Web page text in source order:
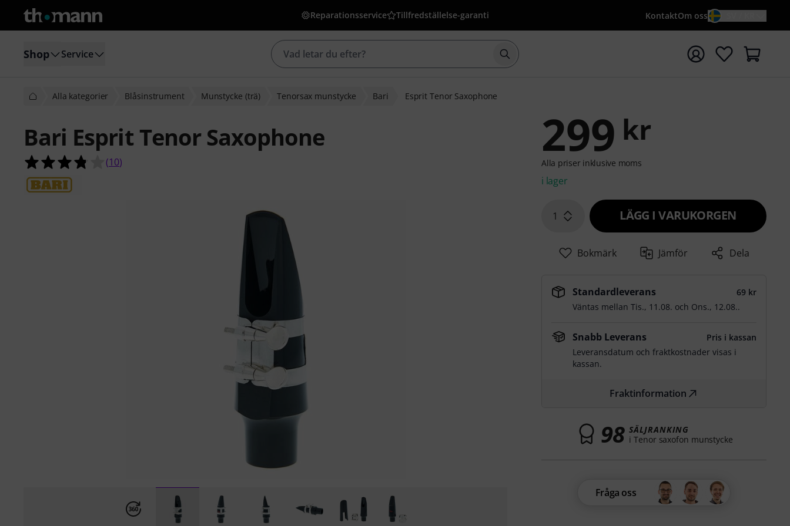
Reparationsservice Tillfredställelse-garanti KontaktOm oss
Shop Service Börja sökningen med söktermen {searchTerm}
Alla kategorier Blåsinstrument Munstycke (trä) Tenorsax munstycke Bari Esprit Tenor Saxophone
Bari Esprit Tenor Saxophone
3.8 av 5 stjärnor från 10 kundbetyg
(10) 299 kr
Alla priser inklusive moms
i lager
1 LÄGG I VARUKORGEN
Bokmärk Jämför Dela
Standardleverans
69 kr
Väntas mellanTis., 11.08. och Ons., 12.08..
Snabb Leverans
Pris i kassan
Leveransdatum och fraktkostnader visas i
kassan.
Fraktinformation
98 SÄLJRANKING
i Tenor saxofon munstycke
Fråga oss